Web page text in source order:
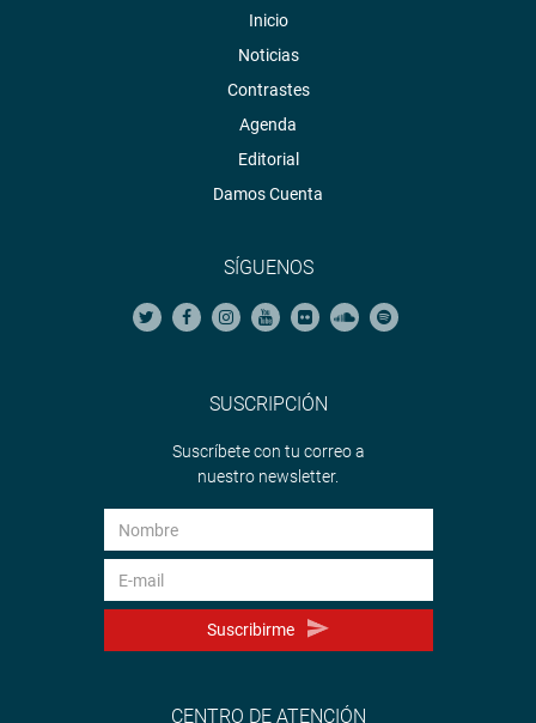
Inicio
Noticias
Contrastes
Agenda
Editorial
Damos Cuenta
SÍGUENOS
SUSCRIPCIÓN
Suscríbete con tu correo a
nuestro newsletter.
Suscribirme
CENTRO DE ATENCIÓN